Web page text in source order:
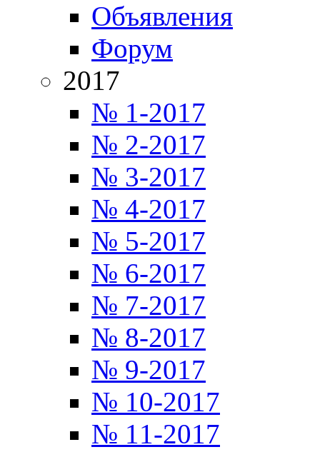
Объявления
Форум
2017
№ 1-2017
№ 2-2017
№ 3-2017
№ 4-2017
№ 5-2017
№ 6-2017
№ 7-2017
№ 8-2017
№ 9-2017
№ 10-2017
№ 11-2017